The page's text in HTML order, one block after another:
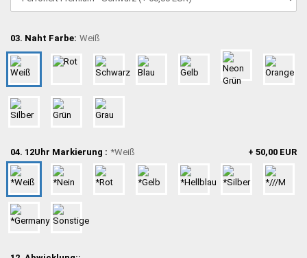
03. Naht Farbe: Weiß
04. 12Uhr Markierung : *Weiß + 50,00 EUR